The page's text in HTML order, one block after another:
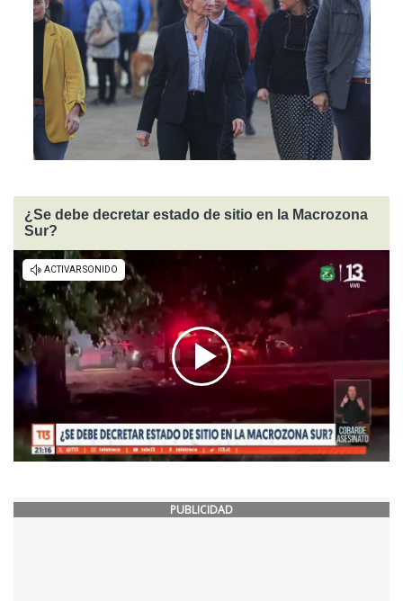
¿Se debe decretar estado de sitio en la Macrozona
Sur?
PUBLICIDAD